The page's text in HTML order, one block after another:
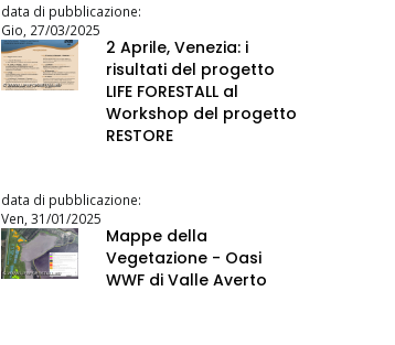
data di pubblicazione:
Gio, 27/03/2025
2 Aprile, Venezia: i
risultati del progetto
LIFE FORESTALL al
Workshop del progetto
RESTORE
data di pubblicazione:
Ven, 31/01/2025
Mappe della
Vegetazione - Oasi
WWF di Valle Averto